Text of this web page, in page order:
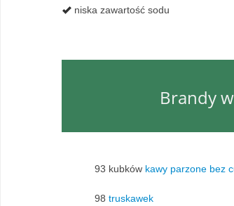
niska zawartość sodu
Brandy w
93 kubków kawy parzone bez
98 truskawek